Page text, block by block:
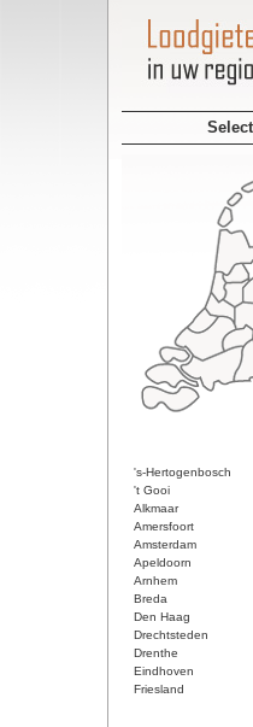
's-Hertogenbosch
't Gooi
Alkmaar
Amersfoort
Amsterdam
Apeldoorn
Arnhem
Breda
Den Haag
Drechtsteden
Drenthe
Eindhoven
Friesland